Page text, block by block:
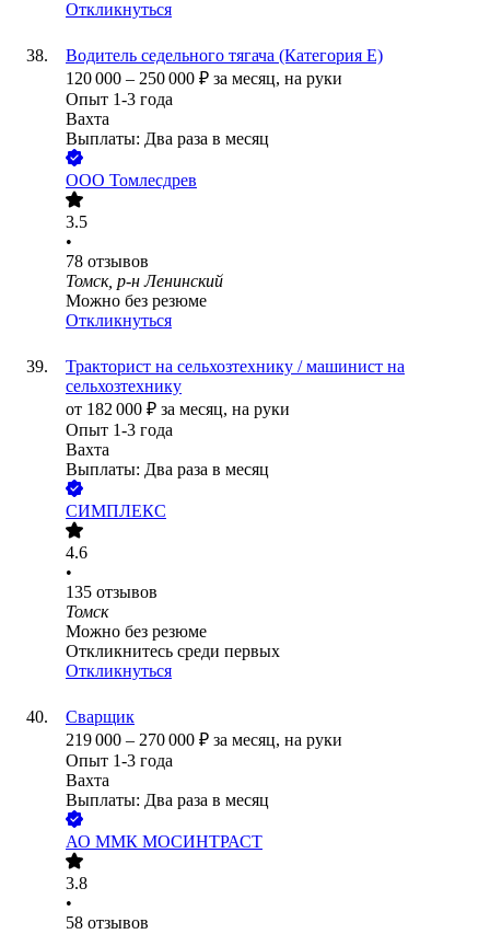
Откликнуться
Водитель седельного тягача (Категория Е)
120 000 – 250 000 ₽ за месяц, на руки
Опыт 1-3 года
Вахта
Выплаты: Два раза в месяц
ООО Томлесдрев
3.5
•
78 отзывов
Томск, р-н Ленинский
Можно без резюме
Откликнуться
Тракторист на сельхозтехнику / машинист на
сельхозтехнику
от 182 000 ₽ за месяц, на руки
Опыт 1-3 года
Вахта
Выплаты: Два раза в месяц
СИМПЛЕКС
4.6
•
135 отзывов
Томск
Можно без резюме
Откликнитесь среди первых
Откликнуться
Сварщик
219 000 – 270 000 ₽ за месяц, на руки
Опыт 1-3 года
Вахта
Выплаты: Два раза в месяц
АО ММК МОСИНТРАСТ
3.8
•
58 отзывов